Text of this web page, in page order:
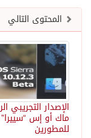
المحتوى التالي
الإصدار التجريبي
للمطورين